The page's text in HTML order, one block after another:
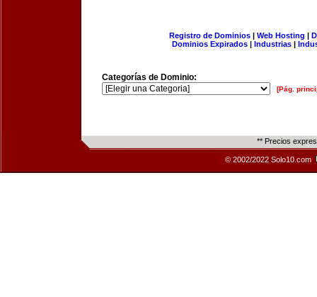
Registro de Dominios| Web Hosting |
Dominios Expirados | Industrias |
Categorías de Dominio:
[Pág.
** Precios
© 2002/2022 Solo10.com